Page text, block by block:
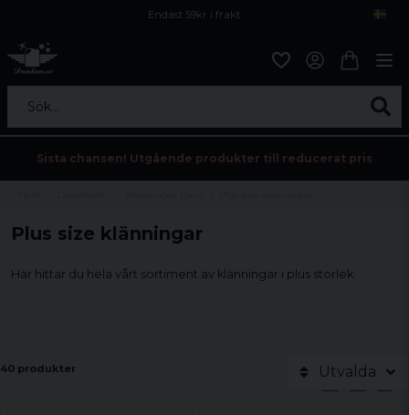
Endast 59kr i frakt
Sök...
Sista chansen! Utgående produkter till reducerat pris
Plus size klänningar
Här hittar du hela vårt sortiment av klänningar i plus storlek.
40 produkter Utvalda